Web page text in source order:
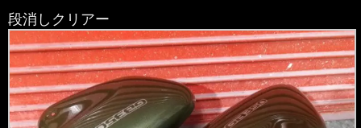
段消しクリアー